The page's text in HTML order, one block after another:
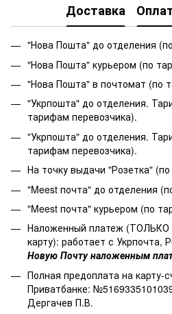
Доставка
"Нова Пошта" до отделения
"Нова Пошта" курьером (по
"Нова Пошта" в почтомат (по
"Укрпошта" до отделения.
тарифам перевозчика).
"Укрпошта" до отделения.
тарифам перевозчика).
На точку выдачи "Розетка"
"Meest почта" до отделения
"Meest почта" курьером (по
Наложенный платеж (ТОЛЬКО
карту): работает с Укрпочта,
Новую Почту наложенным
Полная предоплата на карту-
Приватбанке:
Дергачев П.В.